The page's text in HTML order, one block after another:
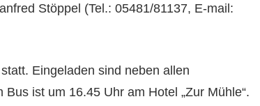
Stöppel (Tel.: 05481/81137, E-mail:
Eingeladen sind neben allen
ist um 16.45 Uhr am Hotel „Zur Mühle“.